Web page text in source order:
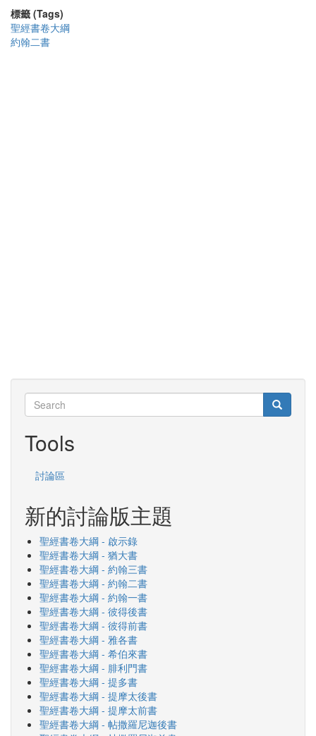
標籤 (Tags)
聖經書卷大綱
約翰二書
Search
Search Search
Tools
討論區
新的討論版主題
聖經書卷大綱 - 啟示錄
聖經書卷大綱 - 猶大書
聖經書卷大綱 - 約翰三書
聖經書卷大綱 - 約翰二書
聖經書卷大綱 - 約翰一書
聖經書卷大綱 - 彼得後書
聖經書卷大綱 - 彼得前書
聖經書卷大綱 - 雅各書
聖經書卷大綱 - 希伯來書
聖經書卷大綱 - 腓利門書
聖經書卷大綱 - 提多書
聖經書卷大綱 - 提摩太後書
聖經書卷大綱 - 提摩太前書
聖經書卷大綱 - 帖撒羅尼迦後書